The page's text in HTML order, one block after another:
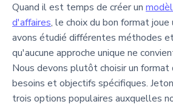
Quand il est temps de créer un
d'affaires, le choix du bon format joue
avons étudié différentes méthodes
qu'aucune approche unique ne
Nous devons plutôt choisir un format
besoins et objectifs spécifiques.
trois options populaires auxquelles